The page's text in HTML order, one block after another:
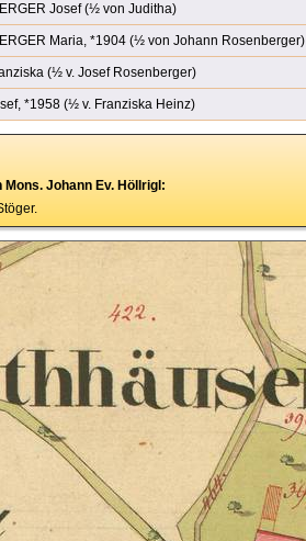
Josef (½ von Juditha)
Maria, *1904 (½ von Johann Rosenberger)
(½ v. Josef Rosenberger)
*1958 (½ v. Franziska Heinz)
Johann Ev. Höllrigl: